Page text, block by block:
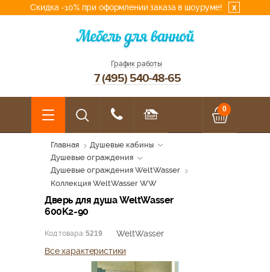
Скидка -10% при оформлении заказа в шоуруме! x
График работы
7 (495) 540-48-65
0
Главная
Душевые кабины
Душевые ограждения
Душевые ограждения WeltWasser
Коллекция WeltWasser WW
Дверь для душа WeltWasser
600K2-90
Код товара: 5219
WeltWasser
Все характеристики